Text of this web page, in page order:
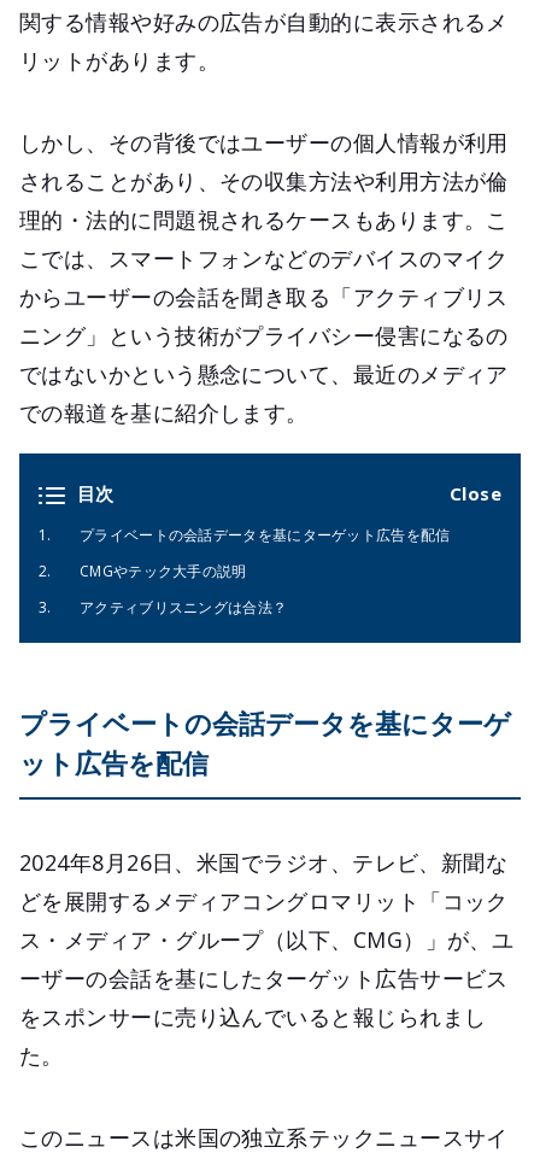
関する情報や好みの広告が自動的に表示されるメ
リットがあります。
しかし、その背後ではユーザーの個人情報が利用
されることがあり、その収集方法や利用方法が倫
理的・法的に問題視されるケースもあります。こ
こでは、スマートフォンなどのデバイスのマイク
からユーザーの会話を聞き取る「アクティブリス
ニング」という技術がプライバシー侵害になるの
ではないかという懸念について、最近のメディア
での報道を基に紹介します。
目次
プライベートの会話データを基にターゲット広告を配信
CMGやテック大手の説明
アクティブリスニングは合法？
プライベートの会話データを基にターゲ
ット広告を配信
2024年8月26日、米国でラジオ、テレビ、新聞な
どを展開するメディアコングロマリット「コック
ス・メディア・グループ（以下、CMG）」が、ユ
ーザーの会話を基にしたターゲット広告サービス
をスポンサーに売り込んでいると報じられまし
た。
このニュースは米国の独立系テックニュースサイ